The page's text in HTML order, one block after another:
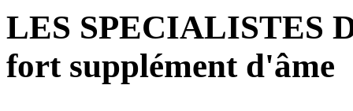
LES SPECIALISTES
fort supplément d'âme